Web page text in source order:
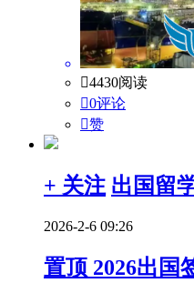
4430阅读
0评论
赞
+ 关注 出国留
2026-2-6 09:26
置顶 2026出国